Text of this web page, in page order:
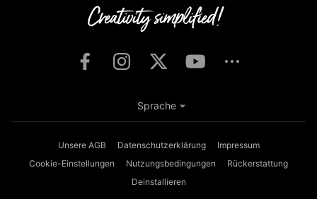
Unsere AGB Datenschutzerklärung
Impressum
Cookie-Einstellungen
Nutzungsbedingungen
Rückerstattung
Deinstallieren
Sprache